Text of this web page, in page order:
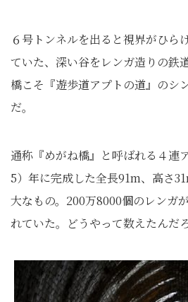
６号トンネルを出ると視界がひら
ていた、深い谷をレンガ造りの鉄
橋こそ『遊歩道アプトの道』のシ
だ。
通称『めがね橋』と呼ばれる４連
5）年に完成した全長91m、高さ
大なもの。200万8000個のレンガ
れていた。どうやって数えたんだろ